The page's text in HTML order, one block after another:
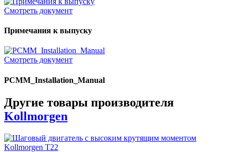
Смотреть документ
Примечания к выпуску
Смотреть документ
PCMM_Installation_Manual
Другие товары производителя
Kollmorgen